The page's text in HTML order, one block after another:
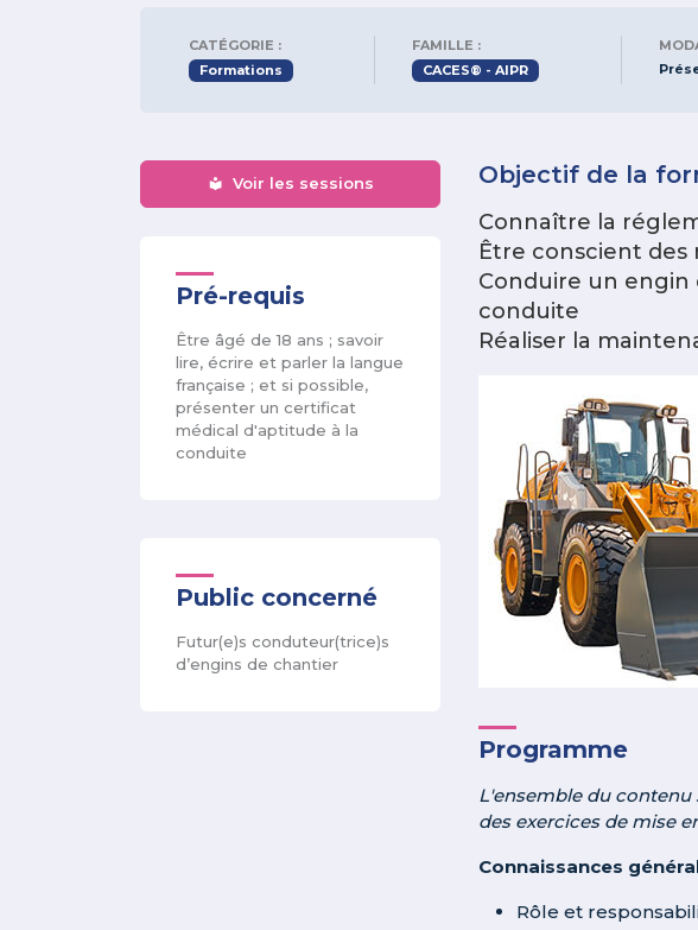
CATÉGORIE :
Formations
FAMILLE :
CACES® - AIPR
Voir les sessions
Pré-requis
Être âgé de 18 ans ; savoir
lire, écrire et parler la langue
française ; et si possible,
présenter un certificat
médical d'aptitude à la
conduite
Public concerné
Futur(e)s conduteur(trice)s
d’engins de chantier
Objectif de la
Connaître la
Être conscient
Conduire un engin
conduite
Réaliser la
Programme
L'ensemble du contenu
des exercices de mise
Connaissances
Rôle et